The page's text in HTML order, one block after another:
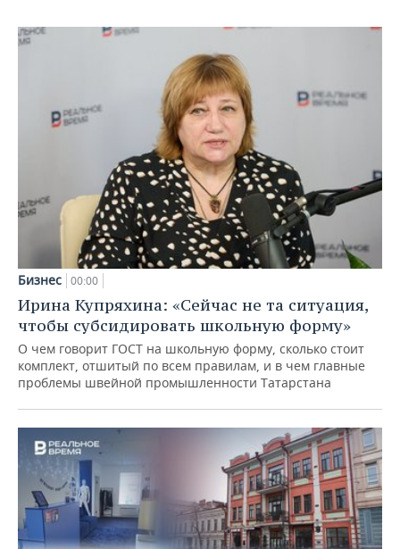
Бизнес 00:00
Ирина Купряхина: «Сейчас не та ситуация,
чтобы субсидировать школьную форму»
О чем говорит ГОСТ на школьную форму, сколько стоит
комплект, отшитый по всем правилам, и в чем главные
проблемы швейной промышленности Татарстана